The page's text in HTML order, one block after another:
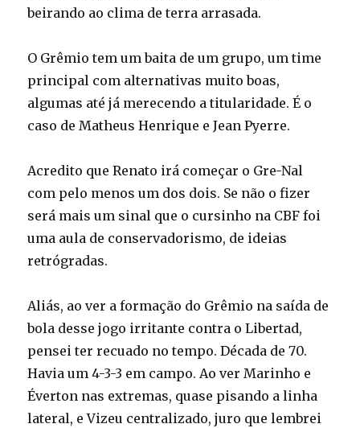
beirando ao clima de terra arrasada.
O Grêmio tem um baita de um grupo, um time
principal com alternativas muito boas,
algumas até já merecendo a titularidade. É o
caso de Matheus Henrique e Jean Pyerre.
Acredito que Renato irá começar o Gre-Nal
com pelo menos um dos dois. Se não o fizer
será mais um sinal que o cursinho na CBF foi
uma aula de conservadorismo, de ideias
retrógradas.
Aliás, ao ver a formação do Grêmio na saída de
bola desse jogo irritante contra o Libertad,
pensei ter recuado no tempo. Década de 70.
Havia um 4-3-3 em campo. Ao ver Marinho e
Éverton nas extremas, quase pisando a linha
lateral, e Vizeu centralizado, juro que lembrei